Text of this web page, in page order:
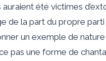
auraient été victimes
de la part du propre
un exemple de nature
pas une forme de